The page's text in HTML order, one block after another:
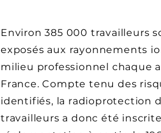
Environ 385 000 travailleurs
exposés aux rayonnements
milieu professionnel chaque
France. Compte tenu des
identifiés, la radioprotection
travailleurs a donc été